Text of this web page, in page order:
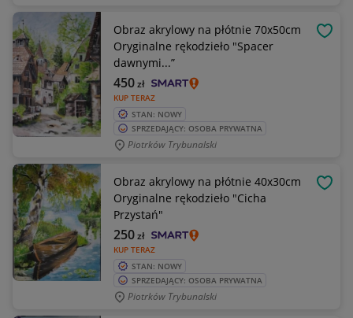
Obraz akrylowy na płótnie 70x50cm
Oryginalne rękodzieło "Spacer
dawnymi...”
KUP TERAZ
450zł
STAN: NOWY
SPRZEDAJĄCY: OSOBA PRYWATNA
Piotrków Trybunalski
Obraz akrylowy na płótnie 40x30cm
Oryginalne rękodzieło "Cicha
Przystań"
KUP TERAZ
250zł
STAN: NOWY
SPRZEDAJĄCY: OSOBA PRYWATNA
Piotrków Trybunalski